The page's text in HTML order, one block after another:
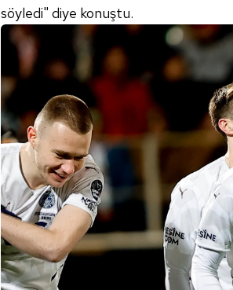
söyledi" diye konuştu.